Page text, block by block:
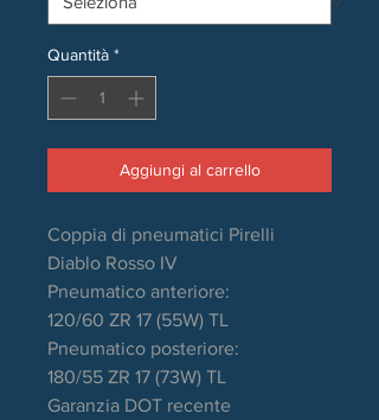
Quantità *
Aggiungi al carrello
Coppia di pneumatici Pirelli
Diablo Rosso IV
Pneumatico anteriore:
120/60 ZR 17 (55W) TL
Pneumatico posteriore:
180/55 ZR 17 (73W) TL
Garanzia DOT recente